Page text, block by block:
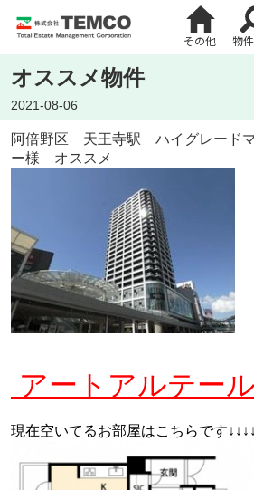
その他 物
オススメ物件
2021-08-06
阿倍野区 天王寺駅 ハイグレード
ー様 オススメ
アートアルテール
現在空いてるお部屋はこちらです